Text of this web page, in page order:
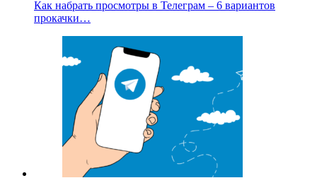
Как набрать просмотры в Телеграм – 6 вариантов
прокачки…